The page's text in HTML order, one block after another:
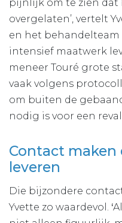
pijnlijk om te zien dat
overgelaten’, vertelt
en het
intensief maatwerk
meneer Touré grote
vaak volgens
om buiten de
nodig is voor een
Contact
leveren
Die bijzondere
Yvette zo waardevol.
‘